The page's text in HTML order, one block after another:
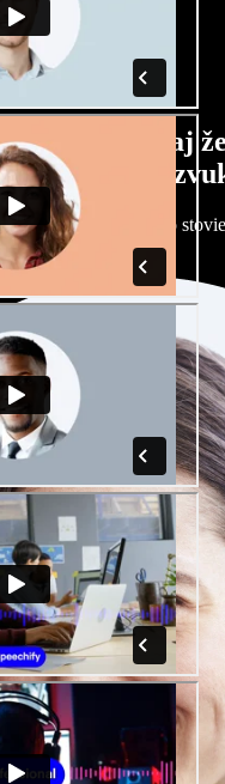
mužských aj
s rôznymi
inak. Vyberte si zo